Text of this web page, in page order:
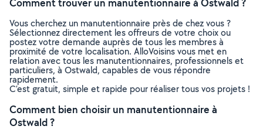
Vous cherchez un manutentionnaire près de chez vous ?
Sélectionnez directement les offreurs de votre choix ou
postez votre demande auprès de tous les membres à
proximité de votre localisation. AlloVoisins vous met en
relation avec tous les manutentionnaires, professionnels et
particuliers, à Ostwald, capables de vous répondre
rapidement.
C’est gratuit, simple et rapide pour réaliser tous vos projets !
Comment bien choisir un manutentionnaire à
Ostwald ?